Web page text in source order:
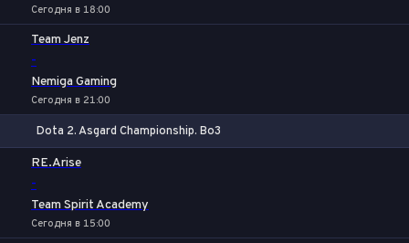
Сегодня в 18:00
Team Jenz
-
Nemiga Gaming
Сегодня в 21:00
Dota 2. Asgard Championship. Bo3
RE.Arise
-
Team Spirit Academy
Сегодня в 15:00